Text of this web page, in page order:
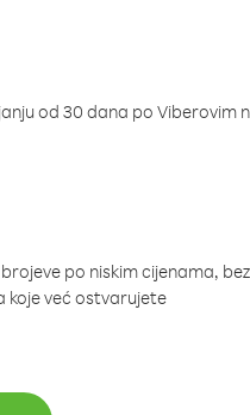
od 30 dana po Viberovim
po niskim cijenama,
koje već ostvarujete